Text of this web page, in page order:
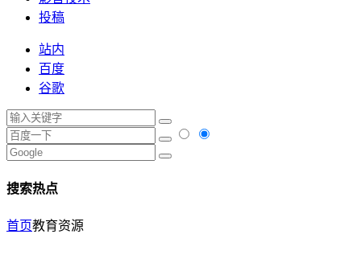
投稿
站内
百度
谷歌
搜索热点
首页教育资源